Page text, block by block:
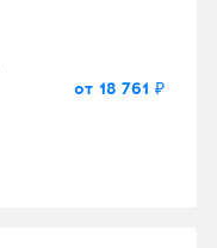
от 18 761 ₽